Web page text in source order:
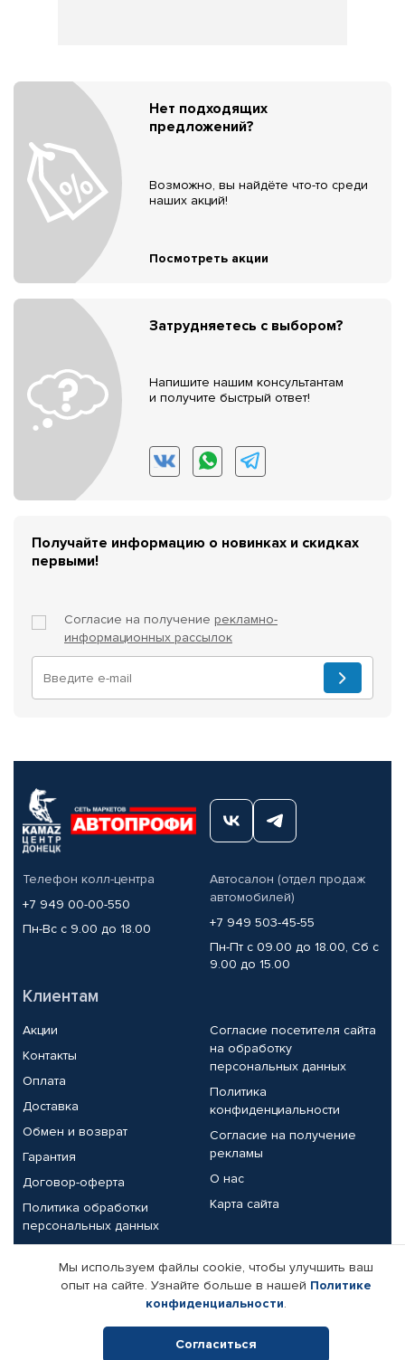
Нет подходящих
предложений?
Возможно, вы найдёте что-то среди
наших акций!
Посмотреть акции
Затрудняетесь с выбором?
Напишите нашим консультантам
и получите быстрый ответ!
Получайте информацию о новинках и скидках
первыми!
Согласие на получение рекламно-
информационных рассылок
Телефон колл-центра
+7 949 00-00-550
Пн-Вс с 9.00 до 18.00
Автосалон (отдел продаж
автомобилей)
+7 949 503-45-55
Пн-Пт с 09.00 до 18.00, Сб с
9.00 до 15.00
Клиентам
Акции
Контакты
Оплата
Доставка
Обмен и возврат
Гарантия
Договор-оферта
Политика обработки
персональных данных
Согласие посетителя сайта
на обработку
персональных данных
Политика
конфиденциальности
Согласие на получение
рекламы
О нас
Карта сайта
Партнерам
Корпоративным клиентам
Поставщикам
Реквизиты компании
Мы используем файлы cookie, чтобы улучшить ваш
опыт на сайте. Узнайте больше в нашей Политике
конфиденциальности.
Согласиться